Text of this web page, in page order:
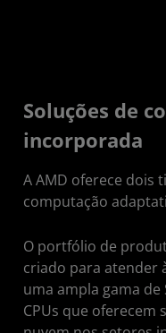
Soluções de
incorporada
A AMD oferece dois
computação
O portfólio de
criado para atender
uma ampla gama de
CPUs que oferecem